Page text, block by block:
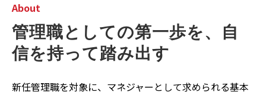
About
管理職としての第一歩を、自
信を持って踏み出す
新任管理職を対象に、マネジャーとして求められる基本